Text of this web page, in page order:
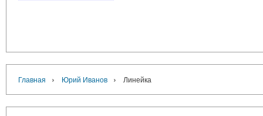
Главная › Юрий Иванов › Линейка